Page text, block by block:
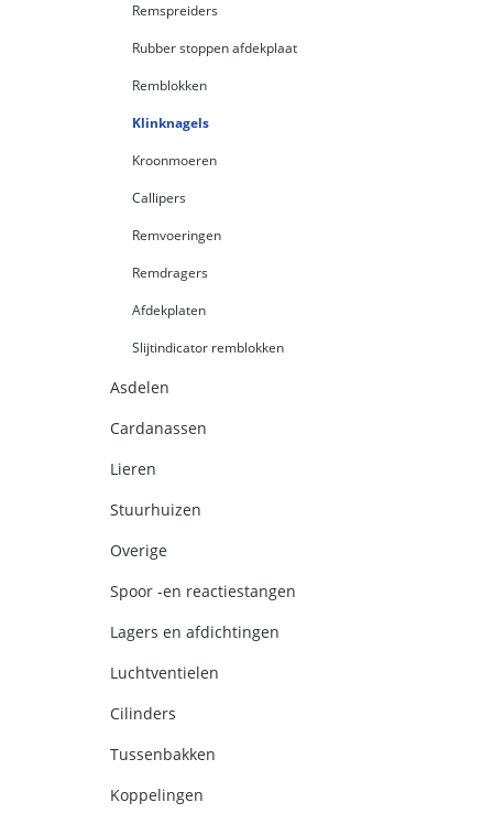
Remspreiders
Rubber stoppen afdekplaat
Remblokken
Klinknagels
Kroonmoeren
Callipers
Remvoeringen
Remdragers
Afdekplaten
Slijtindicator remblokken
Asdelen
Cardanassen
Lieren
Stuurhuizen
Overige
Spoor -en reactiestangen
Lagers en afdichtingen
Luchtventielen
Cilinders
Tussenbakken
Koppelingen